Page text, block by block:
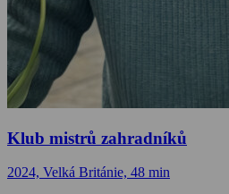
Klub mistrů zahradníků
2024, Velká Británie, 48 min